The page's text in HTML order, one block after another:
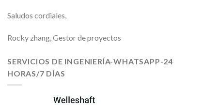
Saludos cordiales,
Rocky zhang, Gestor de proyectos
SERVICIOS DE INGENIERÍA-WHATSAPP-24
HORAS/7 DÍAS